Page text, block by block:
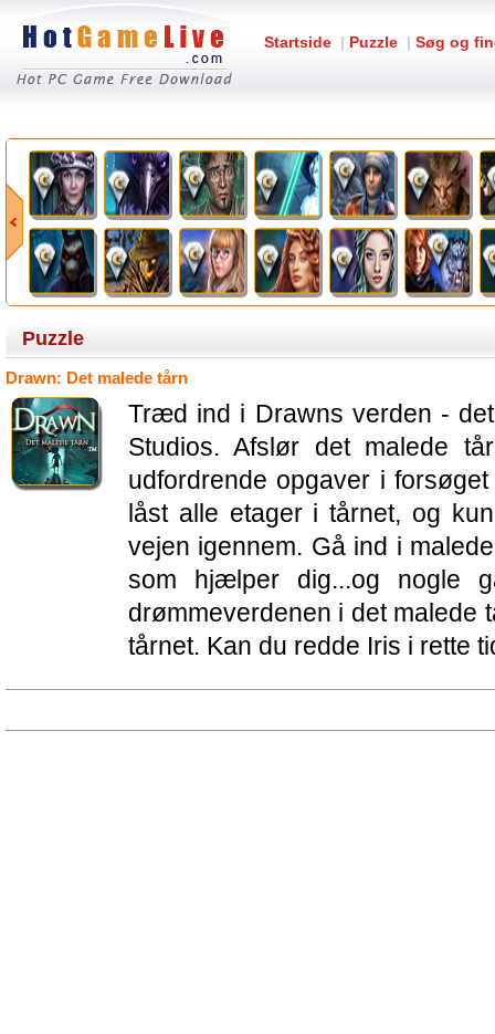
Startside | Puzzle | Søg og
Puzzle
Drawn: Det malede tårn
Træd ind i Drawns verden -
Studios. Afslør det malede
udfordrende opgaver i
låst alle etager i tårnet, og
vejen igennem. Gå ind i
som hjælper dig...og nogle
drømmeverdenen i det
tårnet. Kan du redde Iris i rette